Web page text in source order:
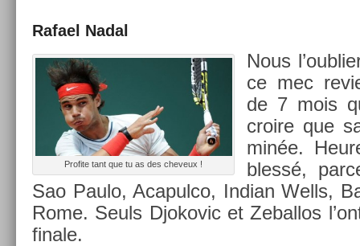
Rafael Nadal
Pro­fite tant que tu as des cheveux !
Nous
ce mec
de 7 mois
croire que
minée.
blessé,
Sao Paulo, Acapul­co, In­dian Wells,
Rome. Seuls Djokovic et Zebal­los
fin­ale.